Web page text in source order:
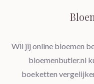
Wil jij online bloemen
bloemenbutler.nl
boeketten